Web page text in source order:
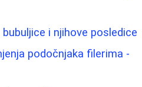
i njihove posledice
podočnjaka filerima -